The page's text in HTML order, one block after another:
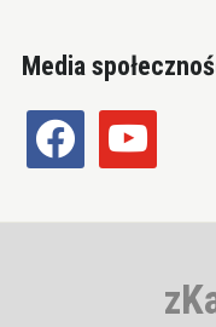
Media
facebook youtube